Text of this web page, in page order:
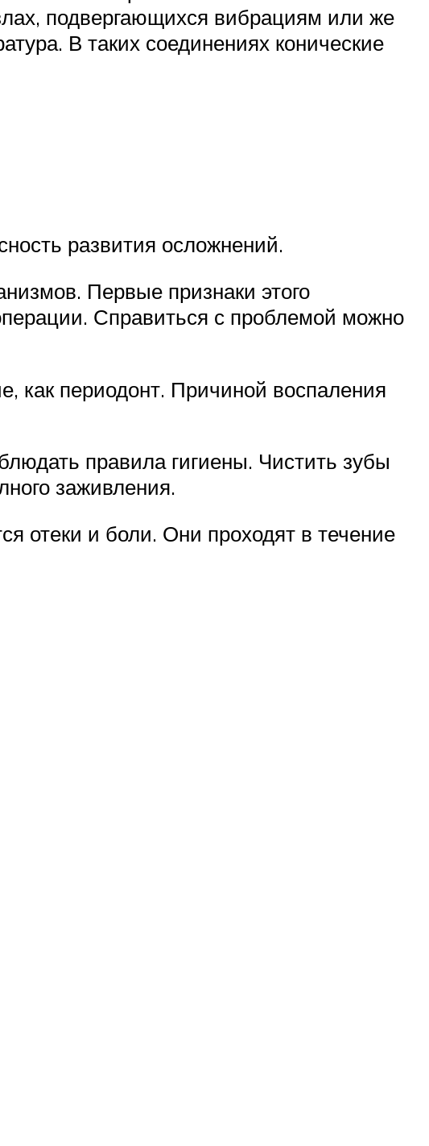
подвергающихся вибрациям или же
В таких соединениях конические
развития осложнений.
Первые признаки этого
Справиться с проблемой можно
как периодонт. Причиной воспаления
правила гигиены. Чистить зубы
заживления.
отеки и боли. Они проходят в течение